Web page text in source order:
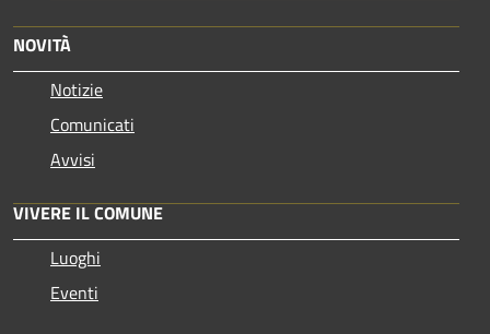
NOVITÀ
Notizie
Comunicati
Avvisi
VIVERE IL COMUNE
Luoghi
Eventi